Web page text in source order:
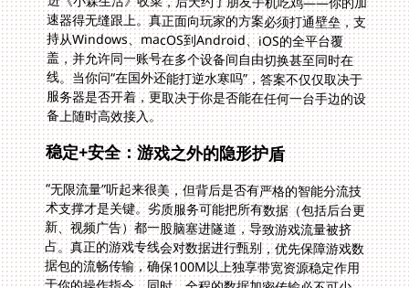
备上随时高效接入。
稳定+安全：游戏之外的隐形护盾
“无限流量”听起来很美，但背后是否有严格的智能分流技
术支撑才是关键。劣质服务可能把所有数据（包括后台更
新、视频广告）都一股脑塞进隧道，导致游戏流量被挤
占。真正的游戏专线会对数据进行甄别，优先保障游戏数
据包的流畅传输，确保100M以上独享带宽资源稳定作用
于你的操作指令。同时，全程的数据加密传输必不可少，
保护你的账号登录信息和战斗数据不被窥探，尤其是在公